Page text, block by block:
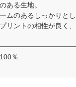
ある生地。
ムのあるしっかりと
リントの相性が良く
％